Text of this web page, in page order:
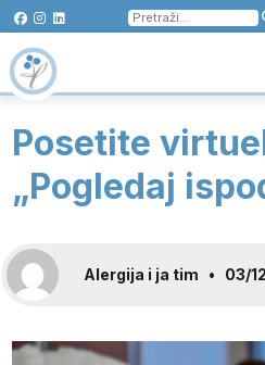
Pretraga
za:
Posetite
„Pogledaj
Alergija i ja tim • 03/